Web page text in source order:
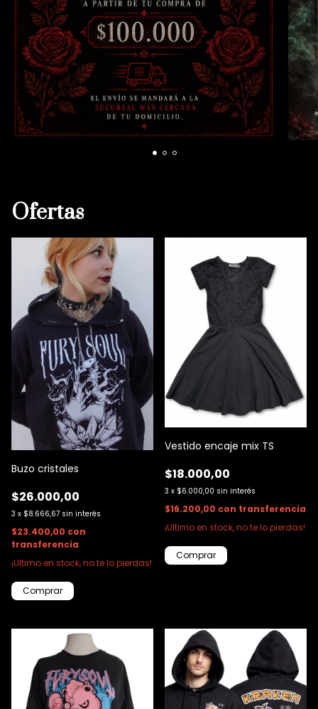
Ofertas
Buzo cristales
$26.000,00
3 x $8.666,67 sin interés
$23.400,00 con
transferencia
¡Ultimo en stock, no te lo pierdas!
Comprar
Vestido encaje mix TS
$18.000,00
3 x $6.000,00 sin interés
$16.200,00 con transferencia
¡Ultimo en stock, no te lo pierdas!
Comprar